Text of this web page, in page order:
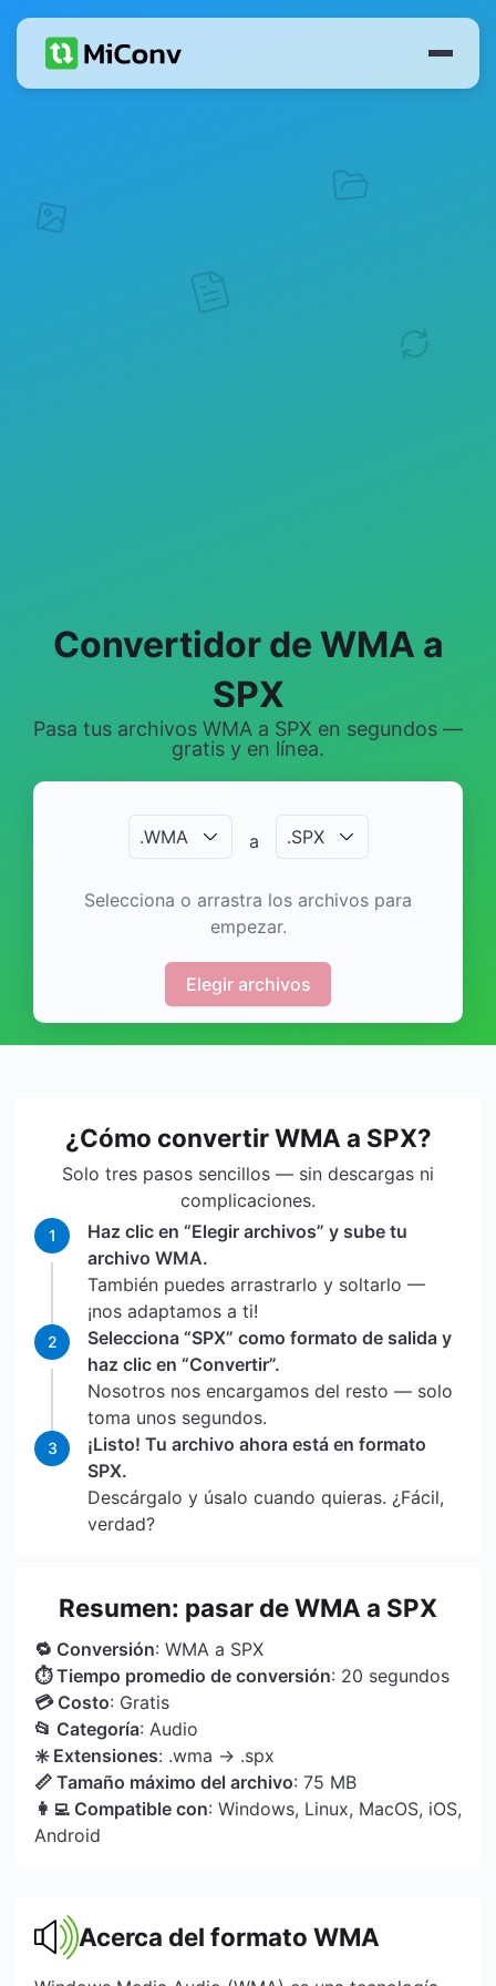
Convertidor de WMA a
SPX
Pasa tus archivos WMA a SPX en segundos —
gratis y en línea.
.WMA a .SPX
Selecciona o arrastra los archivos para
empezar.
Elegir archivos
¿Cómo convertir WMA a SPX?
Solo tres pasos sencillos — sin descargas ni
complicaciones.
1
Haz clic en “Elegir archivos” y sube tu
archivo WMA.
También puedes arrastrarlo y soltarlo —
¡nos adaptamos a ti!
2
Selecciona “SPX” como formato de salida y
haz clic en “Convertir”.
Nosotros nos encargamos del resto — solo
toma unos segundos.
3
¡Listo! Tu archivo ahora está en formato
SPX.
Descárgalo y úsalo cuando quieras. ¿Fácil,
verdad?
Resumen: pasar de WMA a SPX
🔁 Conversión: WMA a SPX
⏱ Tiempo promedio de conversión: 20 segundos
💳 Costo: Gratis
📂 Categoría: Audio
✳️ Extensiones: .wma → .spx
📏 Tamaño máximo del archivo: 75 MB
👩‍💻 Compatible con: Windows, Linux, MacOS, iOS,
Android
Acerca del formato WMA